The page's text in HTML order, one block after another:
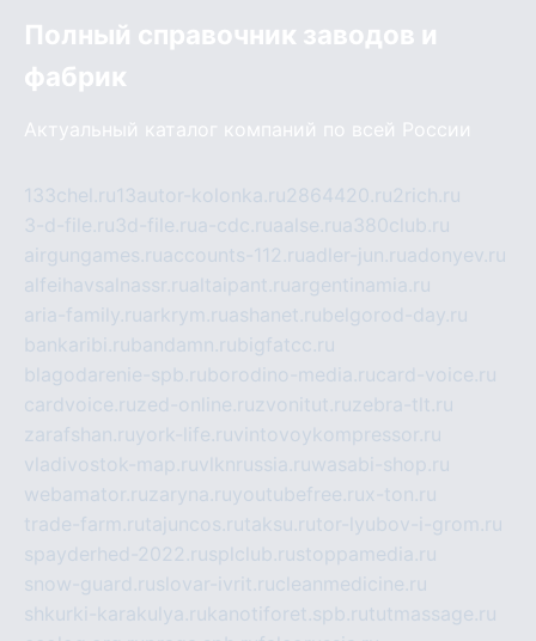
Полный справочник заводов и
фабрик
Актуальный каталог компаний по всей России
133chel.ru13autor-kolonka.ru2864420.ru2rich.ru
3-d-file.ru3d-file.rua-cdc.ruaalse.rua380club.ru
airgungames.ruaccounts-112.ruadler-jun.ruadonyev.ru
alfeihavsalnassr.rualtaipant.ruargentinamia.ru
aria-family.ruarkrym.ruashanet.rubelgorod-day.ru
bankaribi.rubandamn.rubigfatcc.ru
blagodarenie-spb.ruborodino-media.rucard-voice.ru
cardvoice.ruzed-online.ruzvonitut.ruzebra-tlt.ru
zarafshan.ruyork-life.ruvintovoykompressor.ru
vladivostok-map.ruvlknrussia.ruwasabi-shop.ru
webamator.ruzaryna.ruyoutubefree.rux-ton.ru
trade-farm.rutajuncos.rutaksu.rutor-lyubov-i-grom.ru
spayderhed-2022.rusplclub.rustoppamedia.ru
snow-guard.ruslovar-ivrit.rucleanmedicine.ru
shkurki-karakulya.rukanotiforet.spb.rututmassage.ru